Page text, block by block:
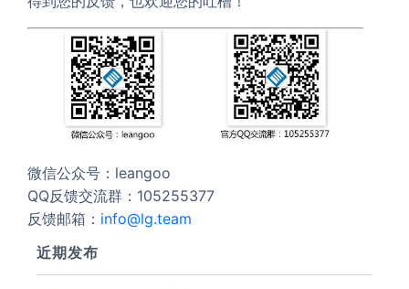
微信公众号：leangoo
QQ反馈交流群：105255377
反馈邮箱： info@lg.team
近期发布